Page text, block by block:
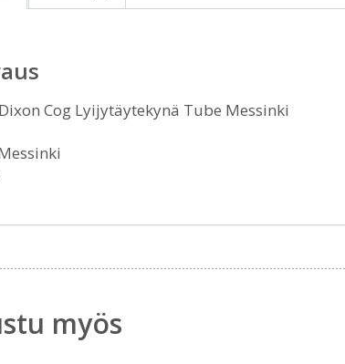
Cog Lyijytäytekynä Tube Messinki
myös